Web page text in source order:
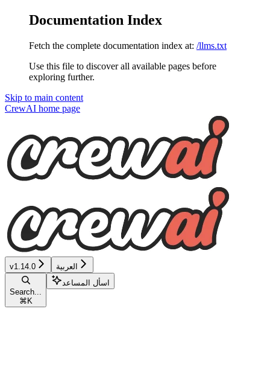
Documentation Index
Fetch the complete documentation index at: /llms.txt
Use this file to discover all available pages before
exploring further.
Skip to main content
CrewAI home page
v1.14.0 العربية
Search...
⌘ K
اسأل المساعد